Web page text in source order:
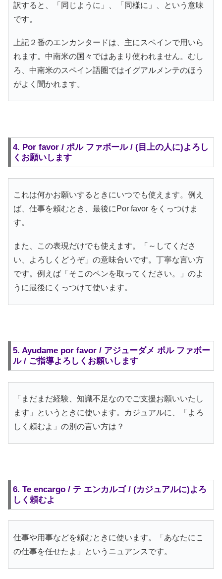
訳すると、「同じように」、「同様に」、という意味
です。
上記２番のエンカンタードは、主にスペインで用いら
れます。中南米の国々ではあまり使われません。むし
ろ、中南米のスペイン語圏ではイグアルメンテのほう
がよく聞かれます。
4. Por favor / ポル ファボール / (目上の人に)よろし
くお願いします
これは何かお願いするときにいつでも使えます。例え
ば、仕事を頼むとき、最後にPor favor をくっつけま
す。
また、この表現だけでも使えます。「～してくださ
い、よろしくどうぞ」の意味合いです。丁寧な言い方
です。例えば「そこのペンを取ってください。」のよ
うに最後にくっつけて使います。
5. Ayudame por favor / アジューダメ ポル ファボー
ル / ご指導よろしくお願いします
「まだまだ経験、知識不足なのでご支援お願いいたし
ます」というときに使います。カジュアルに、「よろ
しく頼むよ」の別の言い方は？
6. Te encargo / テ エンカルゴ / (カジュアルに)よろ
しく頼むよ
仕事や用事などを頼むときに使います。「あなたにこ
の仕事を任せたよ」というニュアンスです。